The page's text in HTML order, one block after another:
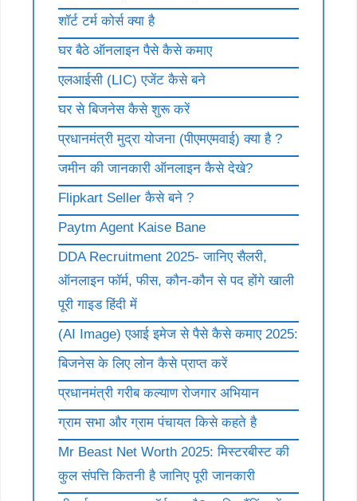
शॉर्ट टर्म कोर्स क्या है
घर बैठे ऑनलाइन पैसे कैसे कमाए
एलआईसी (LIC) एजेंट कैसे बने
घर से बिजनेस कैसे शुरू करें
प्रधानमंत्री मुद्रा योजना (पीएमएमवाई) क्या है ?
जमीन की जानकारी ऑनलाइन कैसे देखे?
Flipkart Seller कैसे बने ?
Paytm Agent Kaise Bane
DDA Recruitment 2025- जानिए सैलरी,
ऑनलाइन फॉर्म, फीस, कौन-कौन से पद होंगे खाली
पूरी गाइड हिंदी में
(AI Image) एआई इमेज से पैसे कैसे कमाए 2025:
बिजनेस के लिए लोन कैसे प्राप्त करें
प्रधानमंत्री गरीब कल्याण रोजगार अभियान
ग्राम सभा और ग्राम पंचायत किसे कहते है
Mr Beast Net Worth 2025: मिस्टरबीस्ट की
कुल संपत्ति कितनी है जानिए पूरी जानकारी